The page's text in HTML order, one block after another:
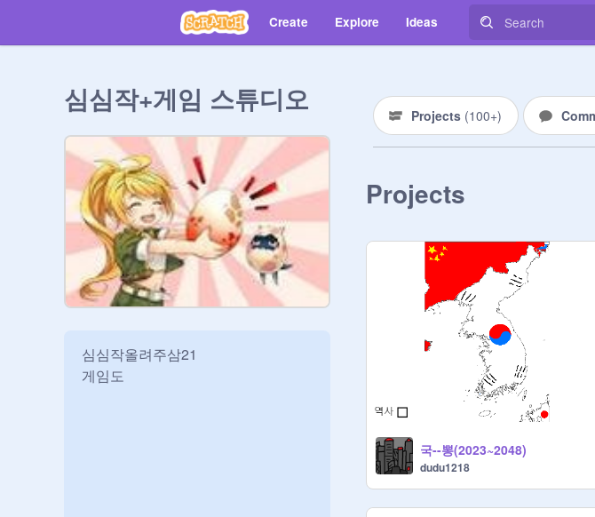
Create Explore Ideas
심심작+게임 스튜디오
심심작올려주삼21
게임도
Projects (100+)
Projects
국--뽕(2023~2048)
dudu1218